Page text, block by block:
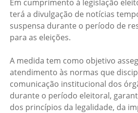
Em cumprimento à legislação
terá a divulgação de notícias
suspensa durante o período de
para as eleições.
A medida tem como objetivo
atendimento às normas que
comunicação institucional dos
durante o período eleitoral,
dos princípios da legalidade, da